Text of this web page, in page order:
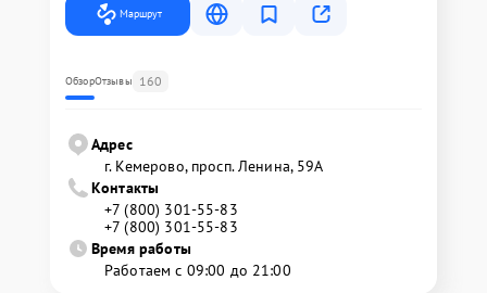
Маршрут
ОбзорОтзывы 160
Адрес
г. Кемерово, просп. Ленина, 59А
Контакты
+7 (800) 301-55-83
+7 (800) 301-55-83
Время работы
Работаем с 09:00 до 21:00